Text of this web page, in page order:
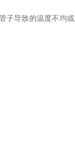
子导致的温度不均或